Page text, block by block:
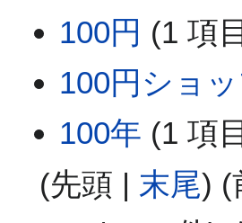
100円 (1 項
100円ショ
100年 (1 項
(先頭 | 末尾) (